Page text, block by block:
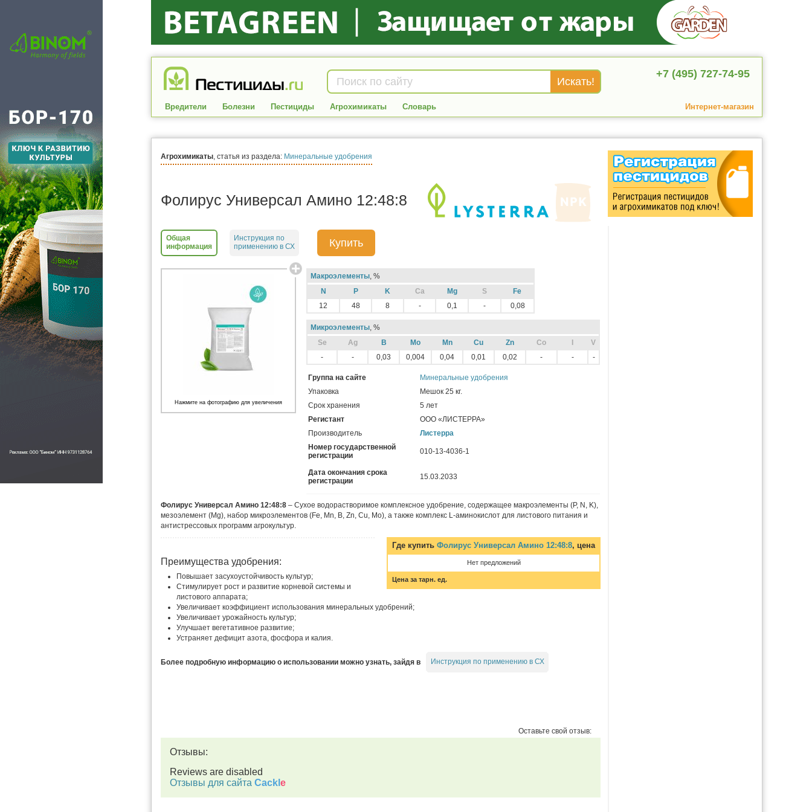
+7 (495) 727-74-95
Вредители Болезни Пестициды Агрохимикаты Словарь Интернет-магазин
Агрохимикаты, статья из раздела: Минеральные удобрения
Фолирус Универсал Амино 12:48:8
Общая
информация
Инструкция по
применению в СХ
Купить
Макроэлементы, %
N
P K Ca Mg S
Fe
12
48 8 - 0,1 - 0,08
Микроэлементы, %
Sе
Ag B Mo Mn Cu Zn Co
V
-
- 0,03 0,004 0,04 0,01 0,02 - - -
Группа на сайте
Минеральные удобрения
Упаковка
Мешок 25 кг.
Срок хранения
5 лет
Регистант
ООО «ЛИСТЕРРА»
Производитель
Листерра
Номер государственной
регистрации
010-13-4036-1
Дата окончания срока
регистрации
15.03.2033
Нажмите на фотографию для увеличения
Фолирус Универсал Амино 12:48:8 – Сухое водорастворимое комплексное удобрение, содержащее макроэлементы (P, N, K),
мезоэлемент (Мg), набор микроэлементов (Fe, Mn, B, Zn, Cu, Mo), а также комплекс L-аминокислот для листового питания и
антистрессовых программ агрокультур.
Где купить Фолирус Универсал Амино 12:48:8, цена
Нет предложений
Цена за тарн. ед.
Преимущества удобрения:
Повышает засухоустойчивость культур;
Стимулирует рост и развитие корневой системы и
листового аппарата;
Увеличивает коэффициент использования минеральных удобрений;
Увеличивает урожайность культур;
Улучшает вегетативное развитие;
Устраняет дефицит азота, фосфора и калия.
Более подробную информацию о использовании можно узнать, зайдя в Инструкция по применению в СХ
Оставьте свой отзыв:
Отзывы:
Reviews are disabled
Отзывы для сайта Cackl e